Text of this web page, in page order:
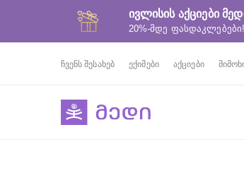
ივლისის აქციები
20%-მდე ფასდაკლებები!
ჩვენს შესახებ ექიმები აქციები